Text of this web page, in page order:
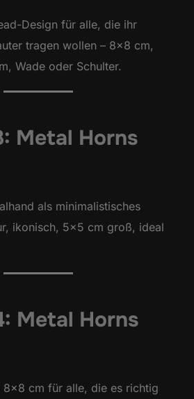
Design für alle, die ihr
tragen wollen – 8×8 cm,
Wade oder Schulter.
Metal Horns
als minimalistisches
ikonisch, 5×5 cm groß, ideal
Metal Horns
8×8 cm für alle, die es richtig